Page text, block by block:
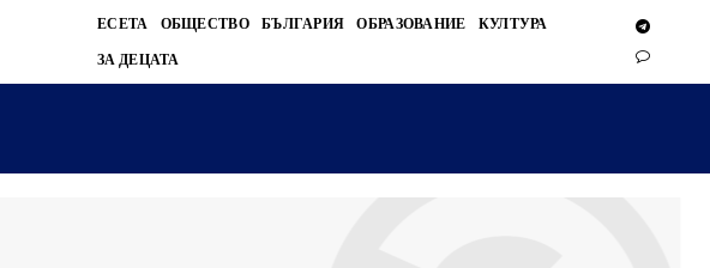
ЕСЕТА ОБЩЕСТВО БЪЛГАРИЯ ОБРАЗОВАНИЕ
КУЛТУРА
ЗА ДЕЦАТА